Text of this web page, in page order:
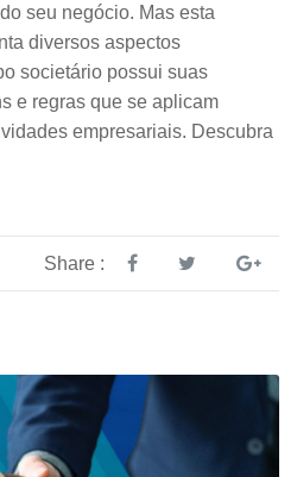
seu negócio. Mas esta
diversos aspectos
societário possui suas
e regras que se aplicam
empresariais. Descubra
Share :